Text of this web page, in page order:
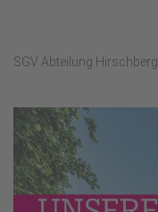
SGV Abteilung Hirschberg